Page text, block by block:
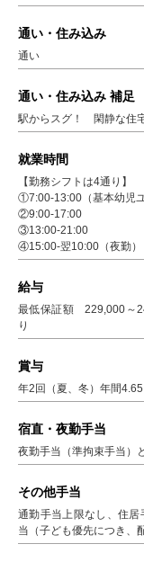
通い・住み込み
通い
通い・住み込み 補足
駅からスグ！ 閑静な住
就業時間
【勤務シフトは4通り】
①7:00-13:00（基本幼児ユ
②9:00-17:00
③13:00-21:00
④15:00-翌10:00（夜勤）
給与
最低保証額 229,000～
り
賞与
年2回（夏、冬）年間
宿直・夜勤手当
夜勤手当（準拘束手当）
その他手当
通勤手当上限なし、住
当（子ども優先につき、